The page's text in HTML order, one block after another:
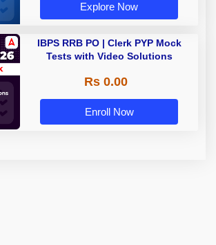
Explore Now
IBPS RRB PO | Clerk PYP Mock
Tests with Video Solutions
Rs 0.00
Enroll Now